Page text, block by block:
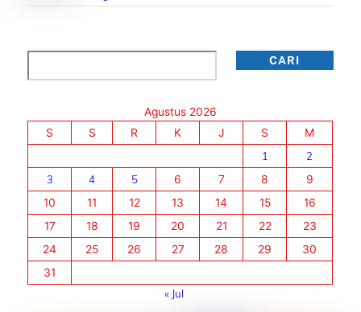
CARI
Agustus 2026
S
S R K J S
M
1
2
3
4 5 6 7 8
9
10
11 12 13 14 15
16
17
18 19 20 21 22
23
24
25 26 27 28 29
30
31
« Jul